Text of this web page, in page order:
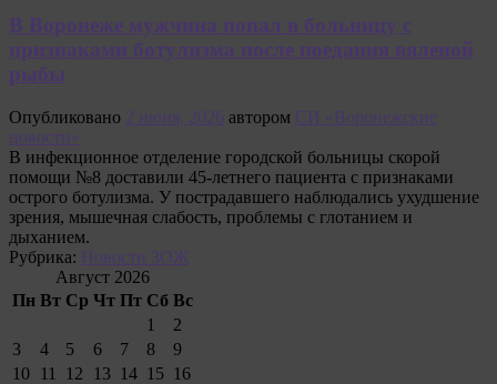
В Воронеже мужчина попал в больницу с
признаками ботулизма после поедания вяленой
рыбы
Опубликовано 2 июня, 2026 автором СИ «Воронежские
новости»
В инфекционное отделение городской больницы скорой
помощи №8 доставили 45-летнего пациента с признаками
острого ботулизма. У пострадавшего наблюдались ухудшение
зрения, мышечная слабость, проблемы с глотанием и
дыханием.
Рубрика: Новости ЗОЖ
Август 2026
Пн Вт Ср Чт Пт Сб Вс
1
2
3
4 5 6 7 8
9
10
11 12 13 14 15 16